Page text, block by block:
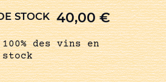
STOCK 40,00€
100% des vins en
stock